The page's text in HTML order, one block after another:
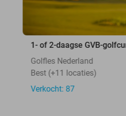
1- of 2-daagse GVB-
Golfles Nederland
Best (+11 locaties)
Verkocht: 87